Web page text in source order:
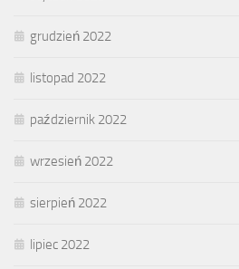
grudzień 2022
listopad 2022
październik 2022
wrzesień 2022
sierpień 2022
lipiec 2022